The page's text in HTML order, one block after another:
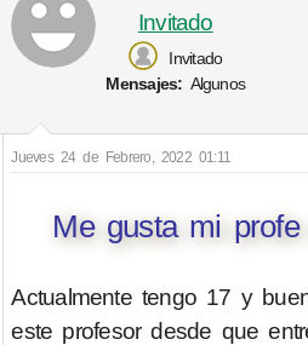
Invitado
Invitado
Mensajes: Algunos
Jueves 24 de Febrero, 2022 01:11
Me gusta mi
Actualmente tengo 17 y
este profesor desde que